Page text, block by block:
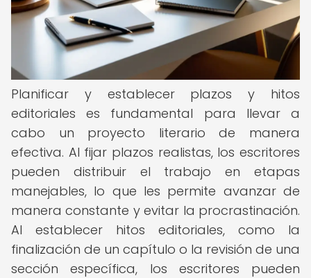
Planificar y establecer plazos y hitos
editoriales es fundamental para llevar a
cabo un proyecto literario de manera
efectiva. Al fijar plazos realistas, los escritores
pueden distribuir el trabajo en etapas
manejables, lo que les permite avanzar de
manera constante y evitar la procrastinación.
Al establecer hitos editoriales, como la
finalización de un capítulo o la revisión de una
sección específica, los escritores pueden